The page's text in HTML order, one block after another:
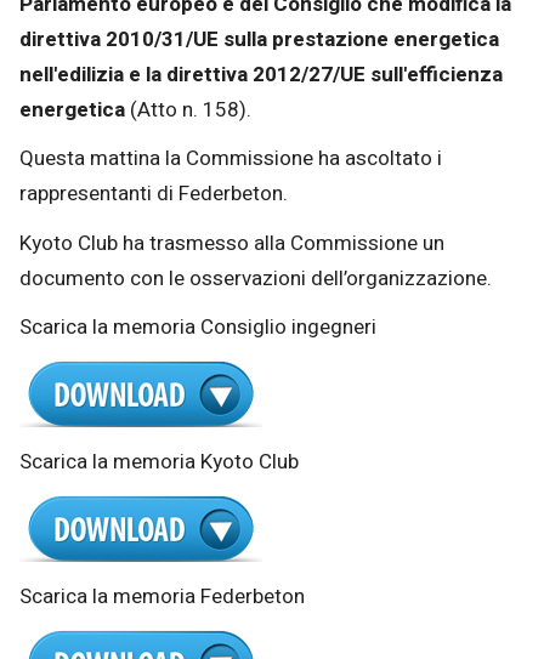
direttiva 2010/31/UE sulla prestazione energetica
nell'edilizia e la direttiva 2012/27/UE sull'efficienza
energetica (Atto n. 158).
Questa mattina la Commissione ha ascoltato i
rappresentanti di Federbeton.
Kyoto Club ha trasmesso alla Commissione un
documento con le osservazioni dell’organizzazione.
Scarica la memoria Consiglio ingegneri
Scarica la memoria Kyoto Club
Scarica la memoria Federbeton